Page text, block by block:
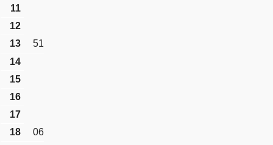
11
12
13
51
14
15
16
17
18
06